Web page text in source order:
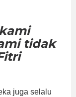
tidak
juga selalu